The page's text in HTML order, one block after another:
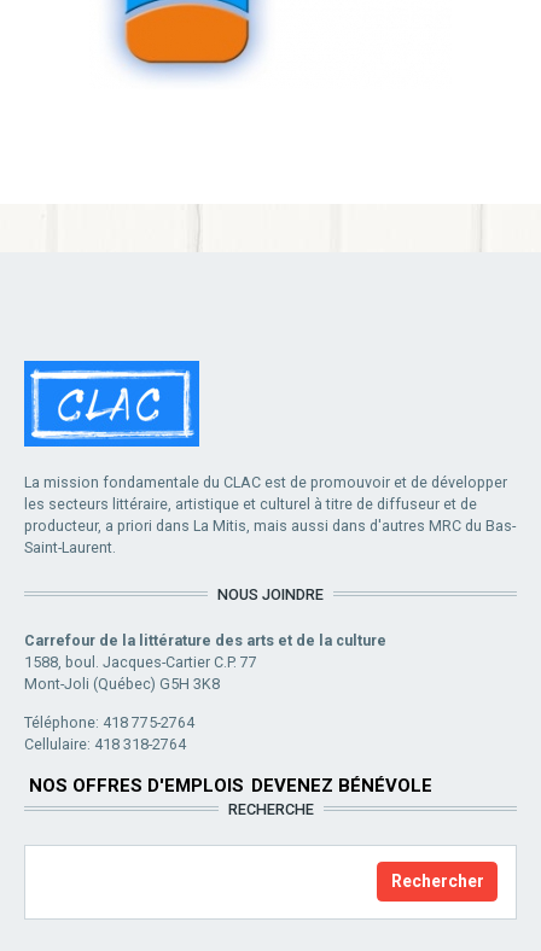
La mission fondamentale du CLAC est de promouvoir et de développer
les secteurs littéraire, artistique et culturel à titre de diffuseur et de
producteur, a priori dans La Mitis, mais aussi dans d'autres MRC du Bas-
Saint-Laurent.
NOUS JOINDRE
Carrefour de la littérature des arts et de la culture
1588, boul. Jacques-Cartier C.P. 77
Mont-Joli (Québec) G5H 3K8
Téléphone: 418 775-2764
Cellulaire: 418 318-2764
NOS OFFRES D'EMPLOIS DEVENEZ BÉNÉVOLE
RECHERCHE